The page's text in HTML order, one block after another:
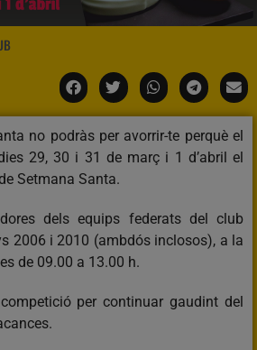
no podràs per avorrir-te perquè el
29, 30 i 31 de març i 1 d’abril el
Setmana Santa.
dels equips federats del club
2006 i 2010 (ambdós inclosos), a la
de 09.00 a 13.00 h.
per continuar gaudint del